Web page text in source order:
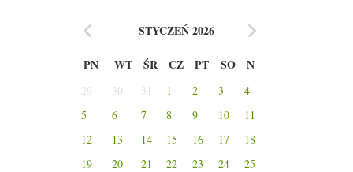
STYCZEŃ 2026
PN WT ŚR CZ PT SO N
29 30 31 1 2 3
4
5
6 7 8 9 10
11
12
13 14 15 16 17
18
19
20 21 22 23 24
25